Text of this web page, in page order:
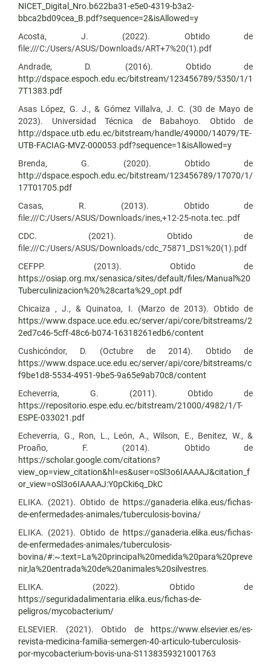
NICET_Digital_Nro.b622ba31-e5e0-4319-b3a2-
bbca2bd09cea_B.pdf?sequence=2&isAllowed=y
Acosta, J. (2022). Obtido de
file:///C:/Users/ASUS/Downloads/ART+7%20(1).pdf
Andrade, D. (2016). Obtido de
http://dspace.espoch.edu.ec/bitstream/123456789/5350/1/1
7T1383.pdf
Asas López, G. J., & Gómez Villalva, J. C. (30 de Mayo de
2023). Universidad Técnica de Babahoyo. Obtido de
http://dspace.utb.edu.ec/bitstream/handle/49000/14079/TE-
UTB-FACIAG-MVZ-000053.pdf?sequence=1&isAllowed=y
Brenda, G. (2020). Obtido de
http://dspace.espoch.edu.ec/bitstream/123456789/17070/1/
17T01705.pdf
Casas, R. (2013). Obtido de
file:///C:/Users/ASUS/Downloads/ines,+12-25-nota.tec..pdf
CDC. (2021). Obtido de
file:///C:/Users/ASUS/Downloads/cdc_75871_DS1%20(1).pdf
CEFPP. (2013). Obtido de
https://osiap.org.mx/senasica/sites/default/files/Manual%20
Tuberculinizacion%20%28carta%29_opt.pdf
Chicaiza , J., & Quinatoa, I. (Marzo de 2013). Obtido de
https://www.dspace.uce.edu.ec/server/api/core/bitstreams/2
2ed7c46-5cff-48c6-b074-16318261edb6/content
Cushicóndor, D. (Octubre de 2014). Obtido de
https://www.dspace.uce.edu.ec/server/api/core/bitstreams/c
f9be1d8-5534-4951-9be5-9a65e9ab70c8/content
Echeverria, G. (2011). Obtido de
https://repositorio.espe.edu.ec/bitstream/21000/4982/1/T-
ESPE-033021.pdf
Echeverria, G., Ron, L., León, A., Wilson, E., Benitez, W., &
Proaño, F. (2014). Obtido de
https://scholar.google.com/citations?
view_op=view_citation&hl=es&user=oSl3o6IAAAAJ&citation_f
or_view=oSl3o6IAAAAJ:Y0pCki6q_DkC
ELIKA. (2021). Obtido de https://ganaderia.elika.eus/fichas-
de-enfermedades-animales/tuberculosis-bovina/
ELIKA. (2021). Obtido de https://ganaderia.elika.eus/fichas-
de-enfermedades-animales/tuberculosis-
bovina/#:~:text=La%20principal%20medida%20para%20preve
nir,la%20entrada%20de%20animales%20silvestres.
ELIKA. (2022). Obtido de
https://seguridadalimentaria.elika.eus/fichas-de-
peligros/mycobacterium/
ELSEVIER. (2021). Obtido de
https://www.elsevier.es/es-
revista-medicina-familia-semergen-40-articulo-tuberculosis-
por-mycobacterium-bovis-una-S1138359321001763